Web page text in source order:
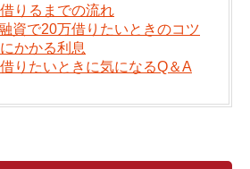
りるまでの流れ
資で20万借りたいときのコツ
かかる利息
りたいときに気になるQ＆A